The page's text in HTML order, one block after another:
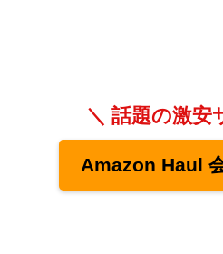
＼ 話題の激安
Amazon Haul